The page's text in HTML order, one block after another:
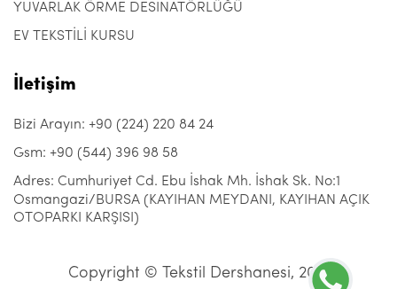
YUVARLAK ÖRME DESİNATÖRLÜĞÜ
EV TEKSTİLİ KURSU
İletişim
Bizi Arayın: +90 (224) 220 84 24
Gsm: +90 (544) 396 98 58
Adres: Cumhuriyet Cd. Ebu İshak Mh. İshak Sk. No:1
Osmangazi/BURSA (KAYIHAN MEYDANI, KAYIHAN AÇIK
OTOPARKI KARŞISI)
Copyright © Tekstil Dershanesi, 2021